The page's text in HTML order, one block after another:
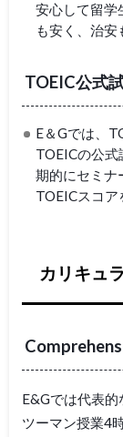
安心して留学
も安く、治安
TOEIC公式
E＆Gでは、
TOEICの公
期的にセミナ
TOEICスコア
カリキュ
E&Gでは代表
ツーマン授業4